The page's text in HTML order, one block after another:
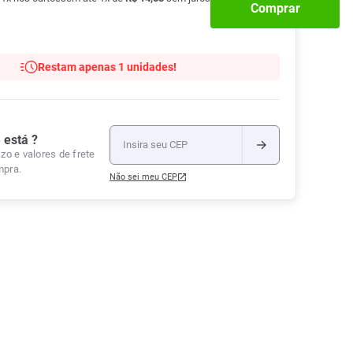
Protetor de Colchão
Roupas Íntimas
Comprar
Restam apenas 1 unidades!
está ?
e valores de frete
Não sei meu CEP